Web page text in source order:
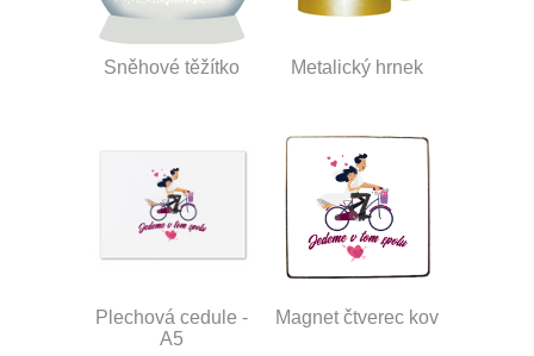
Sněhové těžítko Metalický hrnek
Plechová cedule -
A5
Magnet čtverec kov